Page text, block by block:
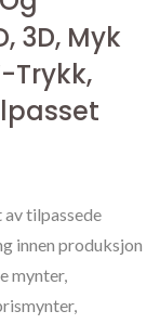
3D, Myk
Trykk,
av tilpassede
innen produksjon
mynter,